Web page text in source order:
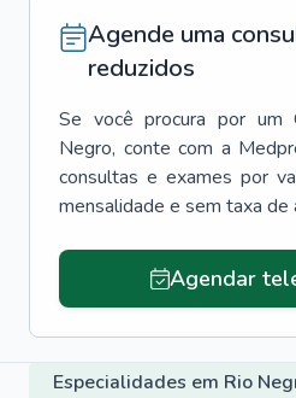
Agende uma
reduzidos
Se você procura por um
Negro, conte com a
consultas e exames por
mensalidade e sem taxa de
Agendar
Especialidades em Rio